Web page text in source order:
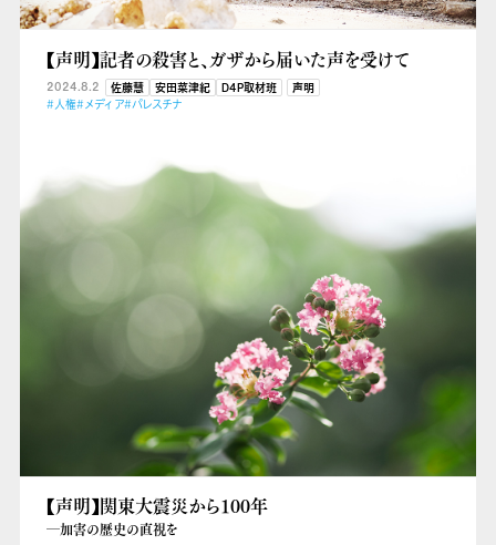
【声明】記者の殺害と、ガザから届いた声を受けて
2024.8.2 佐藤慧 安田菜津紀 D4P取材班
声明
#人権#メディア#パレスチナ
【声明】関東大震災から100年
―加害の歴史の直視を